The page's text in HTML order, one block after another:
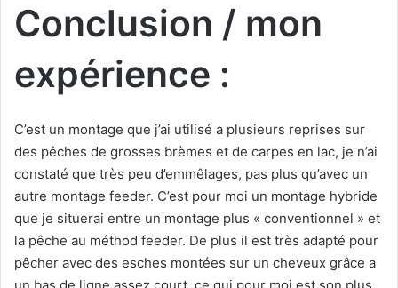
Conclusion / mon
expérience :
C’est un montage que j’ai utilisé a plusieurs reprises sur
des pêches de grosses brèmes et de carpes en lac, je n’ai
constaté que très peu d’emmêlages, pas plus qu’avec un
autre montage feeder. C’est pour moi un montage hybride
que je situerai entre un montage plus « conventionnel » et
la pêche au méthod feeder. De plus il est très adapté pour
pêcher avec des esches montées sur un cheveux grâce a